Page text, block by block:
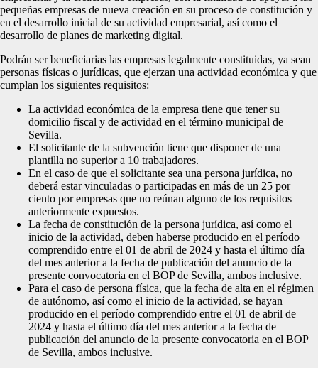
pequeñas empresas de nueva creación en su proceso de constitución y
en el desarrollo inicial de su actividad empresarial, así como el
desarrollo de planes de marketing digital.
Podrán ser beneficiarias las empresas legalmente constituidas, ya sean
personas físicas o jurídicas, que ejerzan una actividad económica y que
cumplan los siguientes requisitos:
La actividad económica de la empresa tiene que tener su
domicilio fiscal y de actividad en el término municipal de
Sevilla.
El solicitante de la subvención tiene que disponer de una
plantilla no superior a 10 trabajadores.
En el caso de que el solicitante sea una persona jurídica, no
deberá estar vinculadas o participadas en más de un 25 por
ciento por empresas que no reúnan alguno de los requisitos
anteriormente expuestos.
La fecha de constitución de la persona jurídica, así como el
inicio de la actividad, deben haberse producido en el período
comprendido entre el 01 de abril de 2024 y hasta el último día
del mes anterior a la fecha de publicación del anuncio de la
presente convocatoria en el BOP de Sevilla, ambos inclusive.
Para el caso de persona física, que la fecha de alta en el régimen
de autónomo, así como el inicio de la actividad, se hayan
producido en el período comprendido entre el 01 de abril de
2024 y hasta el último día del mes anterior a la fecha de
publicación del anuncio de la presente convocatoria en el BOP
de Sevilla, ambos inclusive.